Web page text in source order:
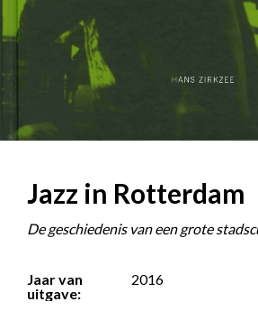
Jazz in Rotterdam
De geschiedenis van een grote
Jaar van
uitgave:
2016